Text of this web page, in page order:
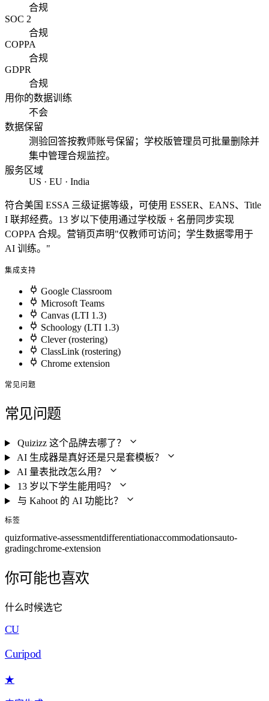
合规
SOC 2
合规
COPPA
合规
GDPR
合规
用你的数据训练
不会
数据保留
测验回答按教师账号保留；学校版管理员可批量删除并
集中管理合规监控。
服务区域
US · EU · India
符合美国 ESSA 三级证据等级，可使用 ESSER、EANS、Title
I 联邦经费。13 岁以下使用通过学校版 + 名册同步实现
COPPA 合规。营销页声明"仅教师可访问；学生数据零用于
AI 训练。"
集成支持
Google Classroom
Microsoft Teams
Canvas (LTI 1.3)
Schoology (LTI 1.3)
Clever (rostering)
ClassLink (rostering)
Chrome extension
常见问题
常见问题
Quizizz 这个品牌去哪了？
AI 生成器是真好还是只是套模板？
AI 量表批改怎么用？
13 岁以下学生能用吗？
与 Kahoot 的 AI 功能比？
标签
quizformative-assessmentdifferentiationaccommodationsauto-
gradingchrome-extension
你可能也喜欢
什么时候选它
CU
Curipod
★